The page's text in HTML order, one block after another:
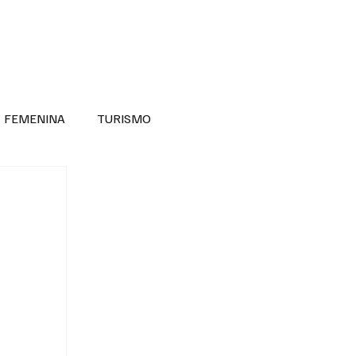
FEMENINA TURISMO